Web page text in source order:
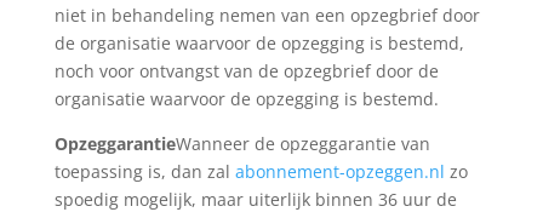
niet in behandeling nemen van een opzegbrief door
de organisatie waarvoor de opzegging is bestemd,
noch voor ontvangst van de opzegbrief door de
organisatie waarvoor de opzegging is bestemd.
OpzeggarantieWanneer de opzeggarantie van
toepassing is, dan zal abonnement-opzeggen.nl zo
spoedig mogelijk, maar uiterlijk binnen 36 uur de